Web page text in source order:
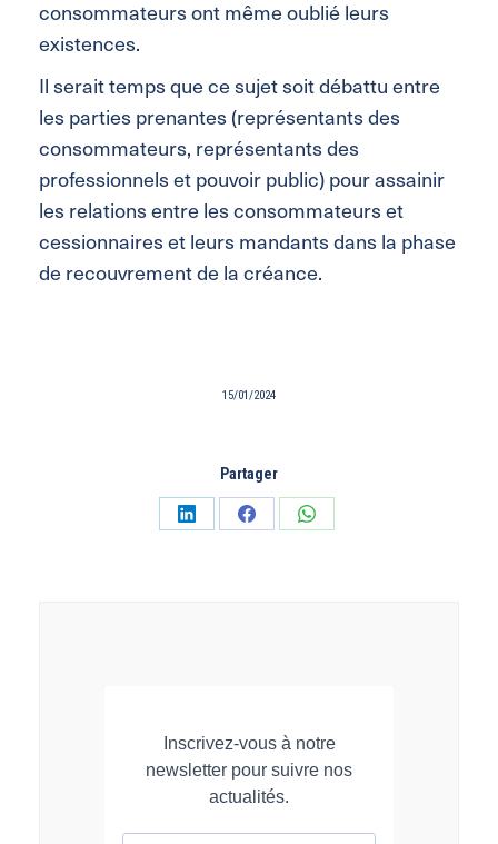
consommateurs ont même oublié leurs
existences.
Il serait temps que ce sujet soit débattu entre
les parties prenantes (représentants des
consommateurs, représentants des
professionnels et pouvoir public) pour assainir
les relations entre les consommateurs et
cessionnaires et leurs mandants dans la phase
de recouvrement de la créance.
15/01/2024
Partager
PartagerPartagerPartager